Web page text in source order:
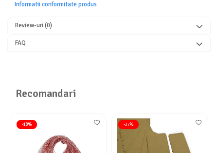
Informatii conformitate produs
Review-uri(0)
FAQ
Recomandari
-18% -37%